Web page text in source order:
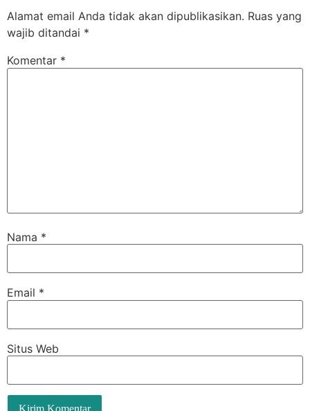
Alamat email Anda tidak akan dipublikasikan. Ruas yang
wajib ditandai *
Komentar *
Nama *
Email *
Situs Web